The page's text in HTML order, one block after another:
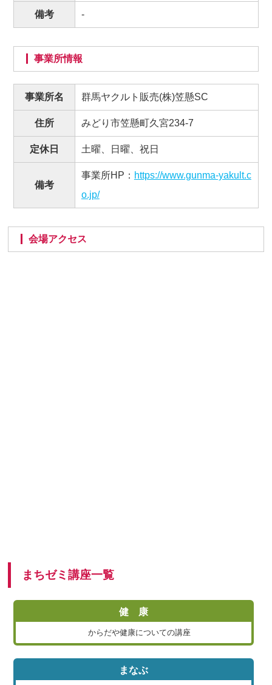
備考 -
事業所情報
事業所名 群馬ヤクルト販売(株)笠懸SC
住所 みどり市笠懸町久宮234-7
定休日 土曜、日曜、祝日
備考
事業所HP： https://www.gunma-yakult.c
o.jp/
会場アクセス
まちゼミ講座一覧
健 康
からだや健康についての講座
まなぶ